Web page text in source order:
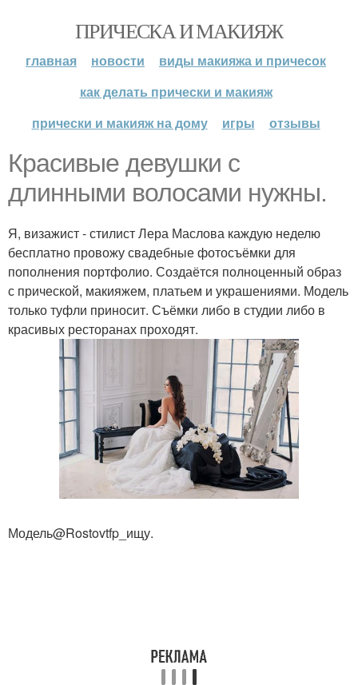
ПРИЧЕСКА И МАКИЯЖ
главная новости
виды макияжа и причесок
как делать прически и макияж
прически и макияж на дому
игры отзывы
Красивые девушки с
длинными волосами нужны.
Я, визажист - стилист Лера Маслова каждую неделю
бесплатно провожу свадебные фотосъёмки для
пополнения портфолио. Создаётся полноценный образ
с прической, макияжем, платьем и украшениями. Модель
только туфли приносит. Съёмки либо в студии либо в
красивых ресторанах проходят.
Модель@Rostovtfp_ищу.